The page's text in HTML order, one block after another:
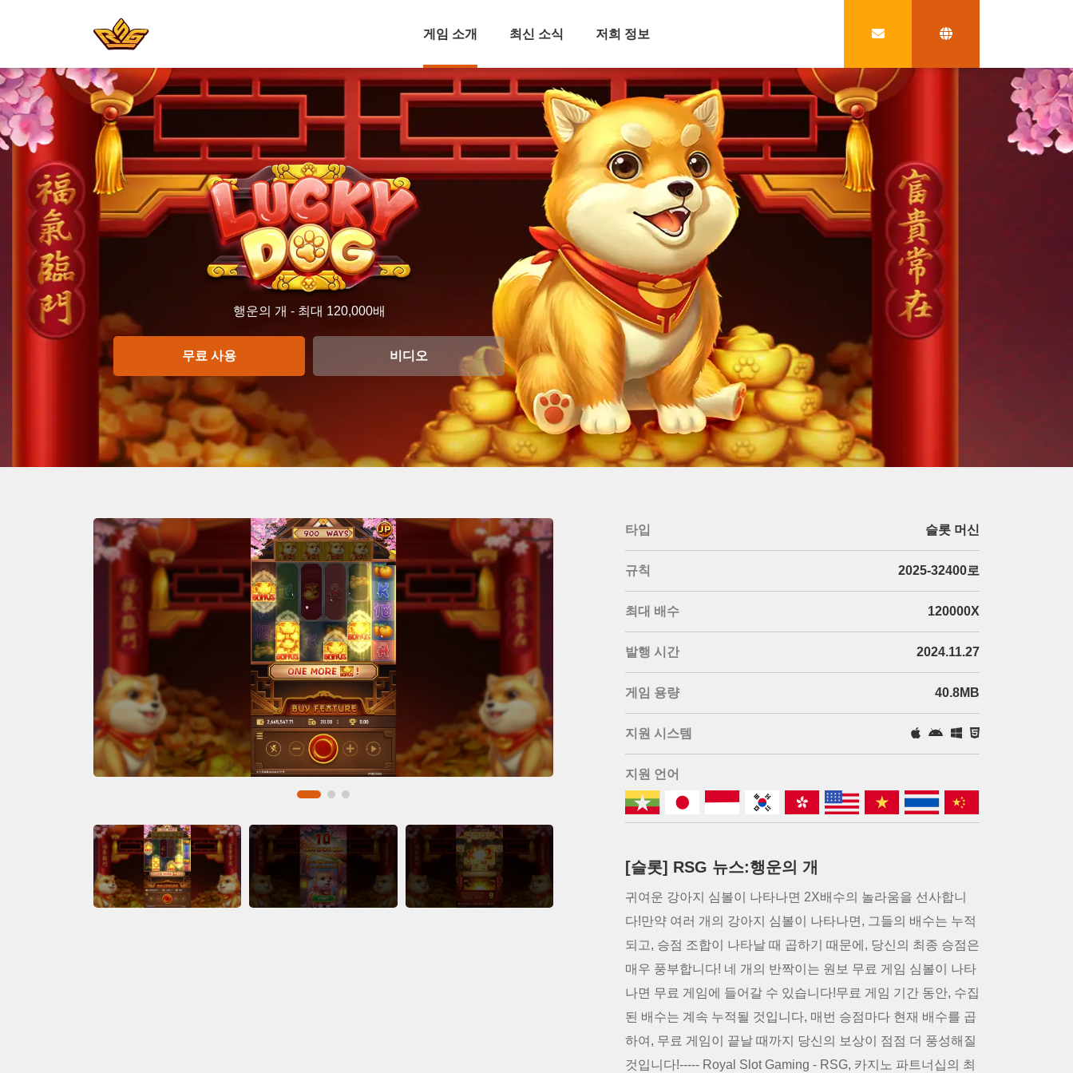
게임 소개 최신 소식 저희 정보
행운의 개 - 최대 120,000배
무료 사용 비디오
타입 슬롯 머신
규칙 2025-32400로
최대 배수 120000X
발행 시간 2024.11.27
게임 용량 40.8MB
지원 시스템
지원 언어
[슬롯] RSG 뉴스:행운의 개
귀여운 강아지 심볼이 나타나면 2X배수의 놀라움을 선사합니
다!만약 여러 개의 강아지 심볼이 나타나면, 그들의 배수는 누적
되고, 승점 조합이 나타날 때 곱하기 때문에, 당신의 최종 승점은
매우 풍부합니다! 네 개의 반짝이는 원보 무료 게임 심볼이 나타
나면 무료 게임에 들어갈 수 있습니다!무료 게임 기간 동안, 수집
된 배수는 계속 누적될 것입니다, 매번 승점마다 현재 배수를 곱
하여, 무료 게임이 끝날 때까지 당신의 보상이 점점 더 풍성해질
것입니다!----- Royal Slot Gaming - RSG, 카지노 파트너십의 최